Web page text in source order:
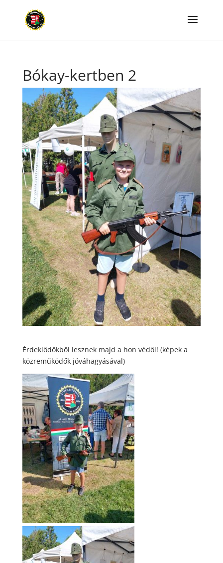
Bókay-kertben 2
Érdeklődőkből lesznek majd a hon védői! (képek a
közreműködők jóváhagyásával)